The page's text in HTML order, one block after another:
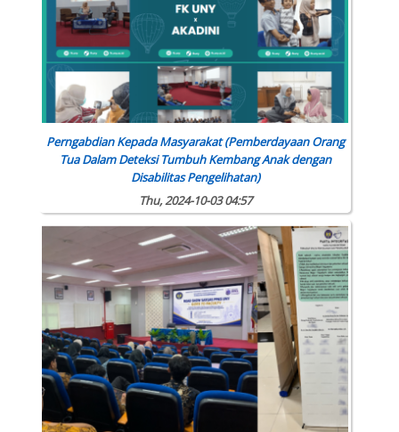
Perngabdian Kepada Masyarakat (Pemberdayaan Orang
Tua Dalam Deteksi Tumbuh Kembang Anak dengan
Disabilitas Pengelihatan)
Thu, 2024-10-03 04:57